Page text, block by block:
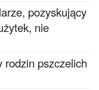
pozyskujący
nie
rodzin pszczelich